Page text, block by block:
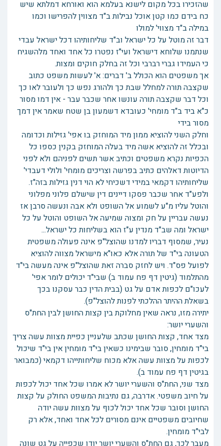
שהזכירו בכל מקום לישנא בעלמא הוא ואורחא דמלתא שיש
כח בידם כמו קטן אוכל נבילות ב"ד מצווין להפרישו וכמו
במילה ב"ד מצווי' למולו
דבר זה מוטל על כל ישראל וב"ד שליחותיהו דכל ישראל עבדי
שנתמנו שלוחא דישראל ועי"ז נפטרו כל אחד ואחד מלהשגיח
כי העמידו גברי רברבי וכל זה בחלק חוקים ומצות.
אך משפטים הוא הכולל ב' דברים: א' לעשות משפט כתוב
שקצבה תורה למחלל שבת כך ולהורג נפש כך ולעובר לאו כך
וכל דבר שקצבה תורה עונשו אחר שכבר עבר - אין דמו מסור
כ"א ביד ב"ד מומחי' כעובדא דשמעון בן שטח שאמר אין דמך
מסור בידי
וחלק השני להוציא ממון מיד המוחזק בו אפי' גזילות וכדומה
ובכלל זה להוציא אשה מיד בעלה המוחזק בקנין כספו כל
הכפיות נקרא משפטים וכתיב אשר תשים לפניהם ולא לפני
הדיוטות דאלהים כתיב בפרשה וצריכים מומחי' ולולי דעבדי'
שליחותיהו דקמאי במידי דשכיחי לא הוי דנין גזילות בזה"ז.
ולפע"ד אחר שכבר פסקו דיינים דין שישלם פלוני מפלוני
והוטל עליו מ"ע לשמוע אל השופט ולא אבה ונעשה סרבן אז
נעשה עבריין על חק ומצוה שמיעה אל השופט והוטל על כל
ישראל ומה שב"ד מנדין ע"ז הוא בשליחות כל ישראל...
נעיר, שמסוף דבריו למדנו שהוצל"פ אינה פעולה משפטית
הטעונה בי"ד של תורה אלא כאו"א מישראל מצווה להוציא
לפועל פס"ד. ויש לחזק סברה זאת שהוצל"פ אינה מעשה בי"ד
מהתלמוד (גיטין דף פח עמוד ב) שבי"ד יכולים לומר אפי'
לעכו"ם לכפות אדם על גט (בבית הדין כבר עסקנו בכך
בשאלת ההיתר ההלכתי לפנות להוצל"פ).
יתירה מזו, נראה שאין מחלוקת בין קצות החושן לבין החת"ס
והשערי יושר:
מצד אחד, קצות החושן שכתב שלעניין כפיית מצוות עשה צריך
בי"ד מומחין, סובר שבימינו כשאין בי"ד מומחין אין בי"ד שיכול
לכפות על מצוות עשה אלא מכוח שליחותייהו דקמאי (כמבואר
בגיטין דף פח עמוד ב).
מצד שני, החת"ס והשערי יושר לא אמרו שכל אחד יכול לכפות
על חיוב משפטי. אדרבה, גם נתיבות המשפט החולק על קצות
החושן וסובר שכל אחד יכול לכוף על מצוות עשה יודה
שחיובים משפטיים אינם מסורים לכל אחד ואחד, אלא רק
לבי"ד מומחין.
מעבר לכך, גם החת"ס והשערי יושר יודו שכפייה על גט שונה